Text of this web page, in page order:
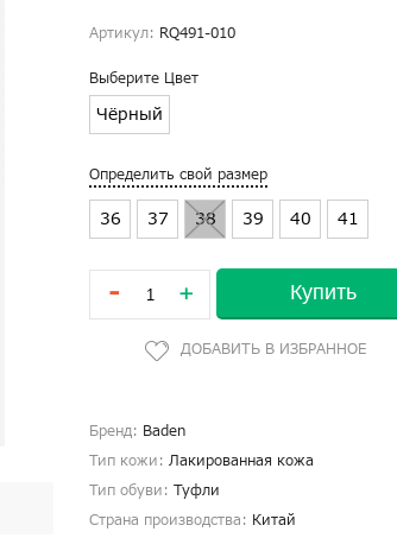
Артикул: RQ491-010
Выберите Цвет
Чёрный
Определить свой размер
36 37 38 39 40 41
- + Купить
Бренд: Baden
Тип кожи: Лакированная кожа
Тип обуви: Туфли
Страна производства: Китай